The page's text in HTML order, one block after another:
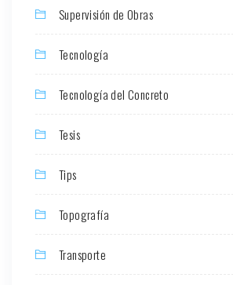
Supervisión de Obras
Tecnología
Tecnología del Concreto
Tesis
Tips
Topografía
Transporte